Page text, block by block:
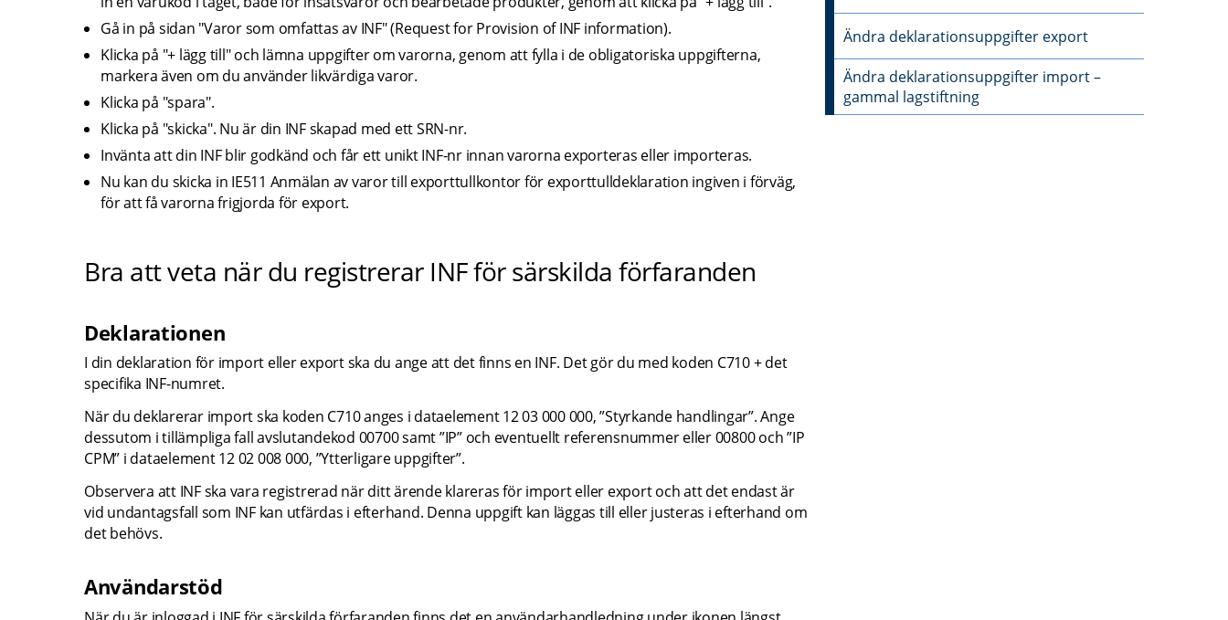
Gå in på sidan "Varor som omfattas av INF" (Request for Provision of INF information).
Klicka på "+ lägg till" och lämna uppgifter om varorna, genom att fylla i de obligatoriska uppgifterna,
markera även om du använder likvärdiga varor.
Klicka på "spara".
Klicka på "skicka". Nu är din INF skapad med ett SRN-nr.
Invänta att din INF blir godkänd och får ett unikt INF-nr innan varorna exporteras eller importeras.
Nu kan du skicka in IE511 Anmälan av varor till exporttullkontor för exporttulldeklaration ingiven i förväg,
för att få varorna frigjorda för export.
Bra att veta när du registrerar INF för särskilda förfaranden
Deklarationen
I din deklaration för import eller export ska du ange att det finns en INF. Det gör du med koden C710 + det
specifika INF-numret.
När du deklarerar import ska koden C710 anges i dataelement 12 03 000 000, ”Styrkande handlingar”. Ange
dessutom i tillämpliga fall avslutandekod 00700 samt ”IP” och eventuellt referensnummer eller 00800 och ”IP
CPM” i dataelement 12 02 008 000, ”Ytterligare uppgifter”.
Observera att INF ska vara registrerad när ditt ärende klareras för import eller export och att det endast är
vid undantagsfall som INF kan utfärdas i efterhand. Denna uppgift kan läggas till eller justeras i efterhand om
det behövs.
Användarstöd
Ändra deklarationsuppgifter export
Ändra deklarationsuppgifter import –
gammal lagstiftning